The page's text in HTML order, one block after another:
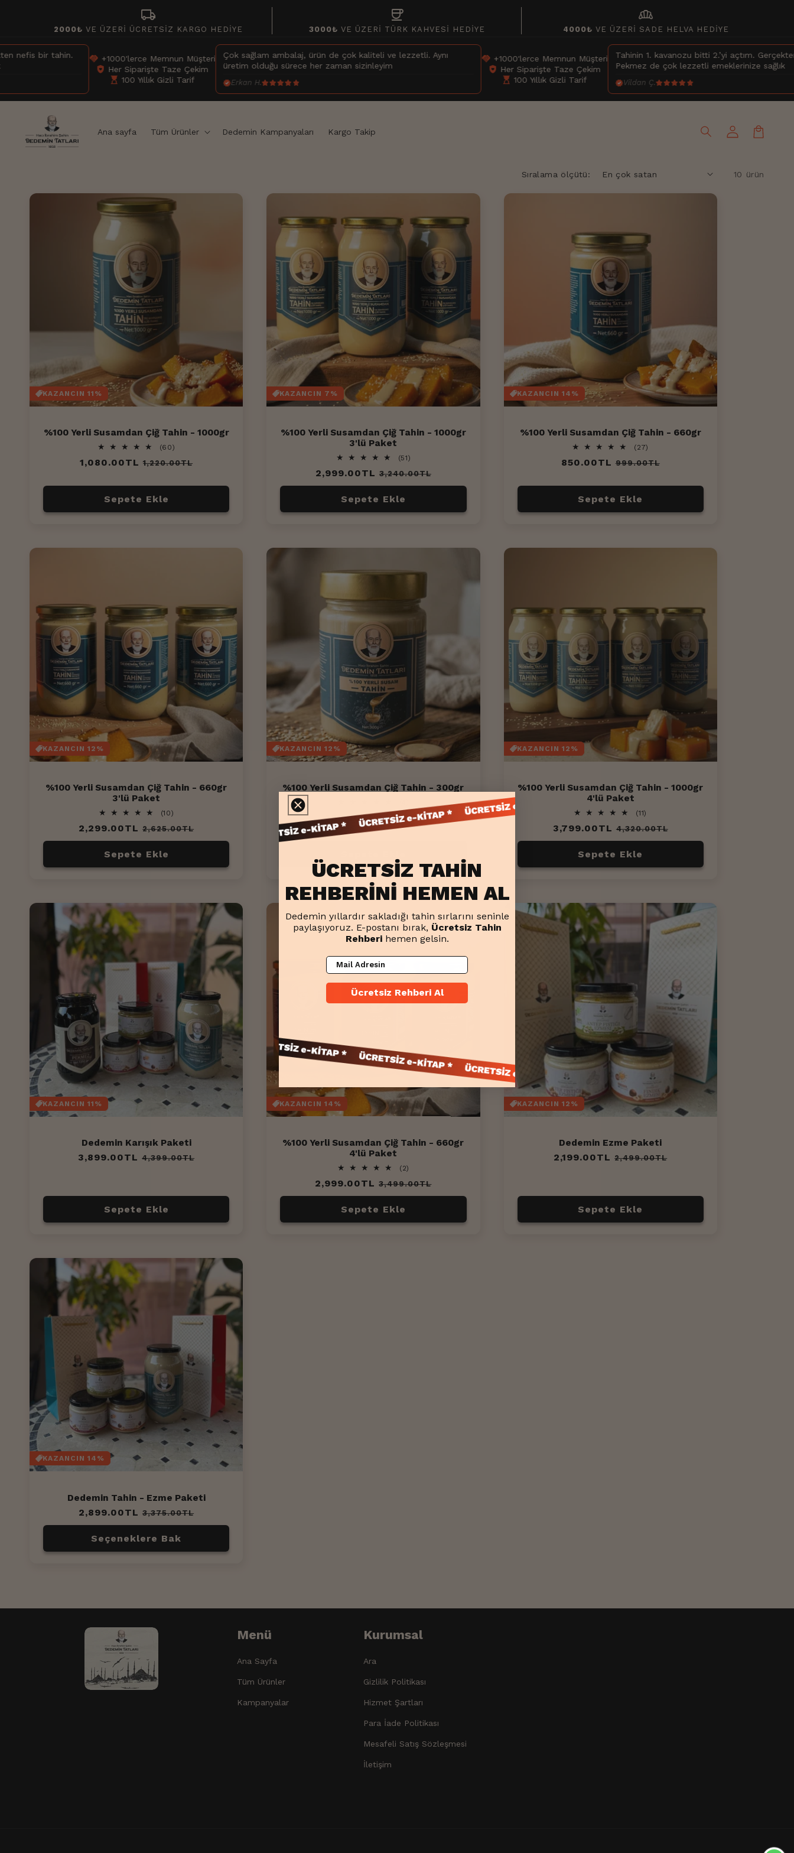
local_shipping
2000₺ VE ÜZERİ ÜCRETSİZ KARGO HEDİYE
coffee
3000₺ VE ÜZERİ TÜRK KAHVESİ HEDİYE
bakery_dining
4000₺ VE ÜZERİ SADE HELVA HEDİYE
handshake+1000'lerce Memnun Müşteri
Her Siparişte Taze Çekim
100 Yıllık Gizli Tarif
Çok sağlam ambalaj, ürün de çok kaliteli ve lezzetli. Aynı
üretim olduğu sürece her zaman sizinleyim
Erkan H.
handshake+1000'lerce Memnun Müşteri
Her Siparişte Taze Çekim
100 Yıllık Gizli Tarif
Tahinin 1. kavanozu bitti 2.’yi açtım. Gerçekten nefis bir
Pekmez de çok lezzetli emeklerinize sağlık
Vildan Ç.
Ana sayfa Tüm Ürünler Dedemin Kampanyaları Kargo Takip
Oturum
Sıralama ölçütü: 10 ürün
KAZANCIN 11%
%100 Yerli Susamdan Çiğ Tahin - 1000gr
(60)
değerlendirme
Normal
1,080.00TL İndirimli
1,220.00TL
Sepete Ekle
KAZANCIN 7%
%100 Yerli Susamdan Çiğ Tahin - 1000gr
3'lü Paket
(51)
değerlendirme
Normal
fiyat
2,999.00TL İndirimli
fiyat
3,240.00TL
Sepete Ekle
KAZANCIN 14%
%100 Yerli Susamdan Çiğ Tahin - 660gr
(27)
değerlendirme
Normal
850.00TL İndirimli
999.00TL
Sepete Ekle
KAZANCIN 12%
%100 Yerli Susamdan Çiğ Tahin - 660gr
3'lü Paket
(10)
değerlendirme
Normal
fiyat
2,299.00TL İndirimli
fiyat
2,625.00TL
Sepete Ekle
KAZANCIN 12%
%100 Yerli Susamdan Çiğ Tahin - 300gr
toplam
değerlendirme
Normal
fiyat
499.00TL İndirimli
fiyat
569.00TL
KAZANCIN 12%
%100 Yerli Susamdan Çiğ Tahin - 1000gr
4'lü Paket
(11)
değerlendirme
Normal
fiyat
3,799.00TL İndirimli
fiyat
4,320.00TL
Sepete Ekle
KAZANCIN 11%
Dedemin Karışık Paketi
Normal
3,899.00TL İndirimli
4,399.00TL
Sepete Ekle
KAZANCIN 14%
%100 Yerli Susamdan Çiğ Tahin - 660gr
4'lü Paket
(2)
değerlendirme
Normal
fiyat
2,999.00TL İndirimli
fiyat
3,499.00TL
Sepete Ekle
KAZANCIN 12%
Dedemin Ezme Paketi
Normal
2,199.00TL İndirimli
2,499.00TL
Sepete Ekle
KAZANCIN 14%
Dedemin Tahin - Ezme Paketi
Normal
fiyat
2,899.00TL İndirimli
fiyat
3,375.00TL
Seçeneklere Bak
Menü
Ana Sayfa
Tüm Ürünler
Kampanyalar
Kurumsal
Ara
Gizlilik Politikası
Hizmet Şartları
Para İade Politikası
Mesafeli Satış Sözleşmesi
İletişim
ÜCRETSİZ TAHİN
REHBERİNİ HEMEN AL
Dedemin yıllardır sakladığı tahin sırlarını seninle
paylaşıyoruz. E-postanı bırak, Ücretsiz Tahin
Rehberihemen gelsin.
Mail Adresin
Ücretsiz Rehberi Al